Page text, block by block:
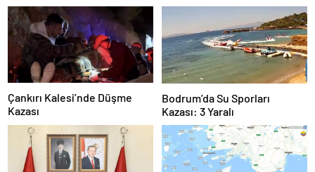
Çankırı Kalesi’nde Düşme
Kazası
Bodrum’da Su Sporları
Kazası: 3 Yaralı